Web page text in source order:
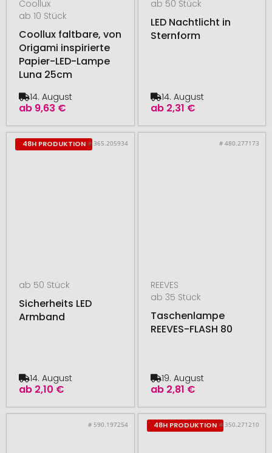
Coollux
ab 10 Stück
Coollux faltbare, von
Origami inspirierte
Papier-LED-Lampe
Luna 25cm
ab 9,63 €
14. August
ab 50 Stück
LED Nachtlicht in
Sternform
ab 2,31 €
14. August
48H PRODUKTION # 365.205934
ab 50 Stück
Sicherheits LED
Armband
ab 2,10 €
14. August
# 480.277173
REEVES
ab 35 Stück
Taschenlampe
REEVES-FLASH 80
ab 2,81 €
19. August
# 590.197254 48H PRODUKTION # 350.271210